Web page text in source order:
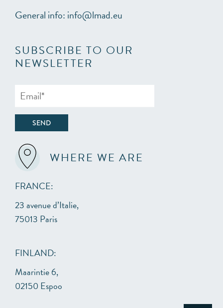
General info: info@lmad.eu
SUBSCRIBE TO OUR
NEWSLETTER
WHERE WE ARE
FRANCE:
23 avenue d’Italie,
75013 Paris
FINLAND:
Maarintie 6,
02150 Espoo